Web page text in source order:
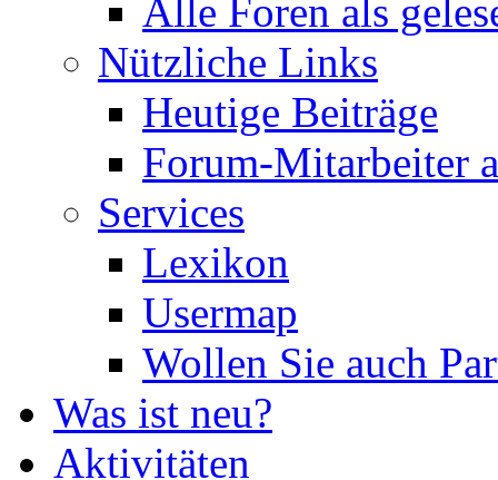
Alle Foren als
Nützliche Links
Heutige Beiträge
Forum-Mitarbeiter
Services
Lexikon
Usermap
Wollen Sie auch
Was ist neu?
Aktivitäten